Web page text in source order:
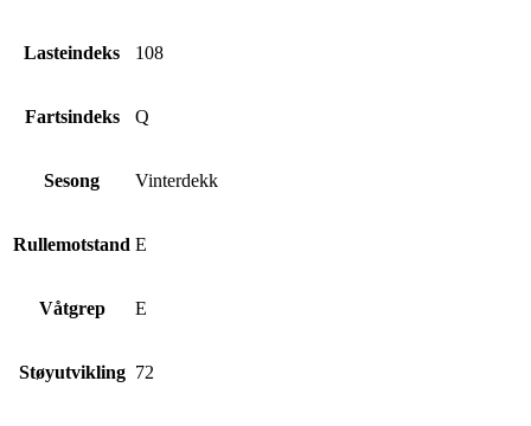
Lasteindeks 108
Fartsindeks Q
Sesong Vinterdekk
Rullemotstand E
Våtgrep E
Støyutvikling 72